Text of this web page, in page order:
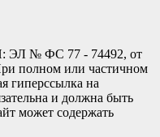
ЭЛ № ФС 77 - 74492, от
полном или частичном
гиперссылка на
и должна быть
может содержать